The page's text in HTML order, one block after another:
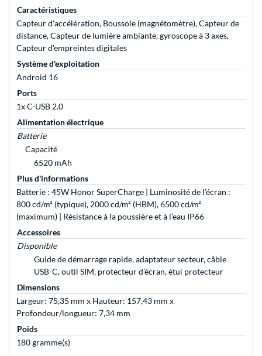
Caractéristiques
Capteur d'accélération, Boussole (magnétomètre), Capteur de
distance, Capteur de lumière ambiante, gyroscope à 3 axes,
Capteur d'empreintes digitales
Système d'exploitation
Android 16
Ports
1x C-USB 2.0
Alimentation électrique
Batterie
Capacité
6520 mAh
Plus d'informations
Batterie : 45W Honor SuperCharge | Luminosité de l’écran :
800 cd/m² (typique), 2000 cd/m² (HBM), 6500 cd/m²
(maximum) | Résistance à la poussière et à l’eau IP66
Accessoires
Disponible
Guide de démarrage rapide, adaptateur secteur, câble
USB-C, outil SIM, protecteur d’écran, étui protecteur
Dimensions
Largeur: 75,35 mm x Hauteur: 157,43 mm x
Profondeur/longueur: 7,34 mm
Poids
180 gramme(s)